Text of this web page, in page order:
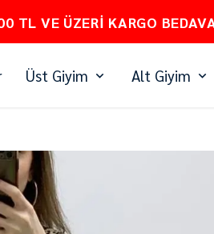
FİYATINA 3 TAKSİT
Üst Giyim Alt Giyim